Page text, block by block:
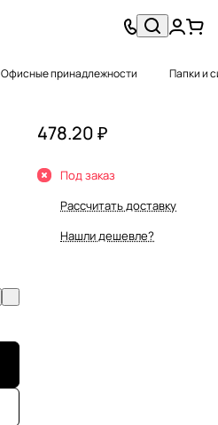
Офисные принадлежности Папки и
478.20 ₽
Под заказ
Рассчитать доставку
Нашли дешевле?